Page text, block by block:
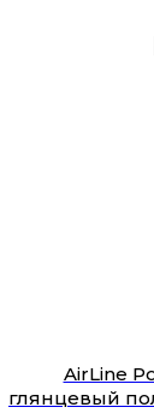
AirLine
глянцевый